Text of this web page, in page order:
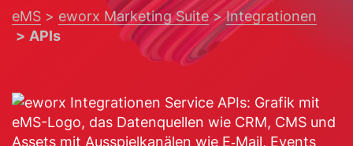
eMS eworx Marketing Suite
Integrationen
APIs